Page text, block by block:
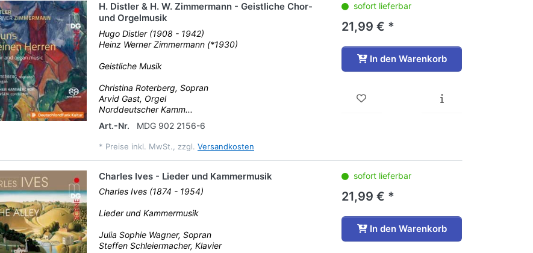
H. Distler & H. W. Zimmermann - Geistliche Chor-
und Orgelmusik
Hugo Distler (1908 - 1942)
Heinz Werner Zimmermann (*1930)
Geistliche Musik
Christina Roterberg, Sopran
Arvid Gast, Orgel
Norddeutscher Kamm...
Art.-Nr.
MDG 902 2156-6
* Preise inkl. MwSt., zzgl. Versandkosten
sofort lieferbar
21,99 € *
In den Warenkorb
Charles Ives - Lieder und Kammermusik
Charles Ives (1874 - 1954)
Lieder und Kammermusik
Julia Sophie Wagner, Sopran
Steffen Schleiermacher, Klavier
sofort lieferbar
21,99 € *
In den Warenkorb